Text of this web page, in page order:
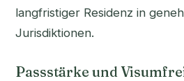
langfristiger Residenz in
Jurisdiktionen.
Passstärke und